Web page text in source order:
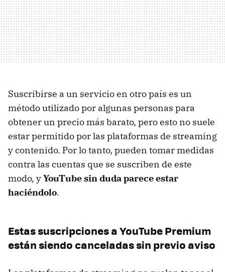
Suscribirse a un servicio en otro país es un
método utilizado por algunas personas para
obtener un precio más barato, pero esto no suele
estar permitido por las plataformas de streaming
y contenido. Por lo tanto, pueden tomar medidas
contra las cuentas que se suscriben de este
modo, yYouTube sin duda parece estar
haciéndolo.
Estas suscripciones a YouTube Premium
están siendo canceladas sin previo aviso